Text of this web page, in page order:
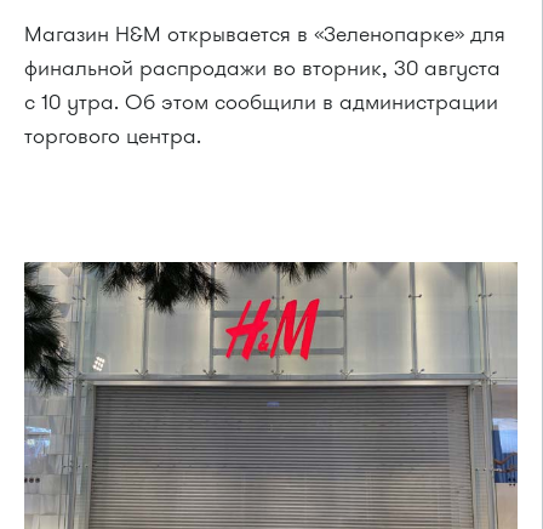
Магазин H&M открывается в «Зеленопарке» для
финальной распродажи во вторник, 30 августа
с 10 утра. Об этом сообщили в администрации
торгового центра.